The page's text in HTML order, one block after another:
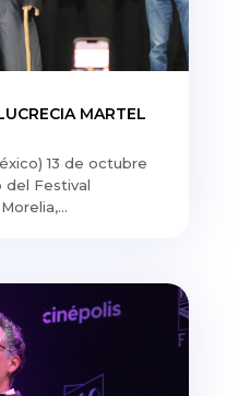
MARTEL
13 de octubre
del Festival